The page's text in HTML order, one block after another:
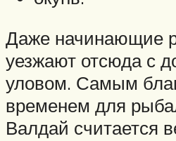
Даже начинающие
уезжают отсюда с
уловом. Самым
временем для
Валдай считается